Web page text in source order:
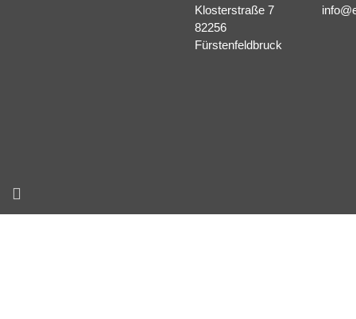
Klosterstraße 7
82256
Fürstenfeldbruck